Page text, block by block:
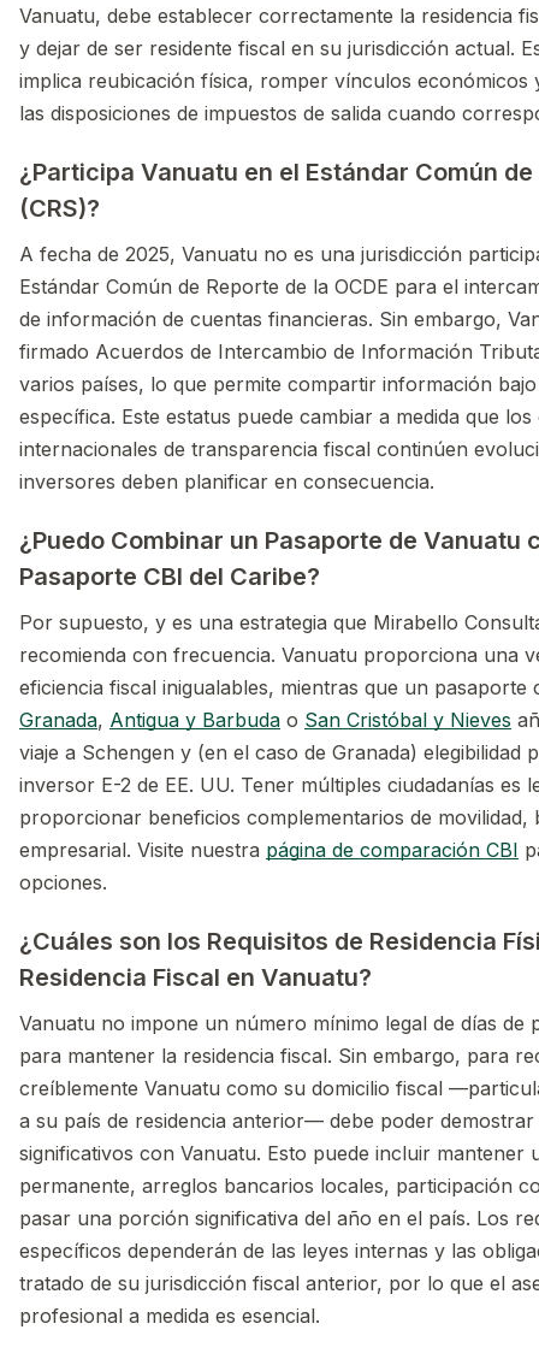
Vanuatu, debe establecer correctamente la residencia
y dejar de ser residente fiscal en su jurisdicción actual.
implica reubicación física, romper vínculos económicos
las disposiciones de impuestos de salida cuando
¿Participa Vanuatu en el Estándar Común
(CRS)?
A fecha de 2025, Vanuatu no es una jurisdicción
Estándar Común de Reporte de la OCDE para el
de información de cuentas financieras. Sin embargo,
firmado Acuerdos de Intercambio de Información
varios países, lo que permite compartir información
específica. Este estatus puede cambiar a medida que los
internacionales de transparencia fiscal continúen
inversores deben planificar en consecuencia.
¿Puedo Combinar un Pasaporte de Vanuatu
Pasaporte CBI del Caribe?
Por supuesto, y es una estrategia que Mirabello
recomienda con frecuencia. Vanuatu proporciona una
eficiencia fiscal inigualables, mientras que un pasaporte
Granada, Antigua y Barbuda o San Cristóbal y Nieves
viaje a Schengen y (en el caso de Granada) elegibilidad
inversor E-2 de EE. UU. Tener múltiples ciudadanías es
proporcionar beneficios complementarios de movilidad,
empresarial. Visite nuestra página de comparación CBI
opciones.
¿Cuáles son los Requisitos de Residencia
Residencia Fiscal en Vanuatu?
Vanuatu no impone un número mínimo legal de días de
para mantener la residencia fiscal. Sin embargo, para
creíblemente Vanuatu como su domicilio fiscal
a su país de residencia anterior— debe poder
significativos con Vanuatu. Esto puede incluir mantener
permanente, arreglos bancarios locales, participación
pasar una porción significativa del año en el país. Los
específicos dependerán de las leyes internas y las
tratado de su jurisdicción fiscal anterior, por lo que el
profesional a medida es esencial.